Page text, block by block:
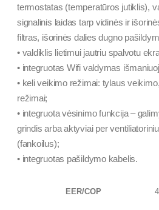
termostatas (temperatūros jutiklis),
signalinis laidas tarp vidinės ir
filtras, išorinės dalies dugno
• valdiklis lietimui jautriu spalvotu
• integruotas Wifi valdymas
• keli veikimo režimai: tylaus
režimai;
• integruota vėsinimo funkcija –
grindis arba aktyviai per
(fankoilus);
• integruotas pašildymo kabelis.
EER/COP